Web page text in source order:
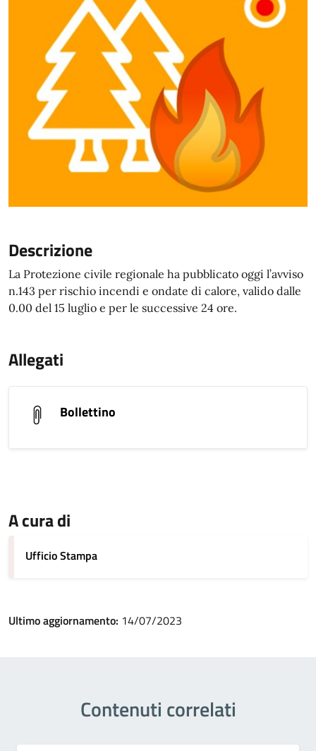
Descrizione
La Protezione civile regionale ha pubblicato oggi l’avviso
n.143 per rischio incendi e ondate di calore, valido dalle
0.00 del 15 luglio e per le successive 24 ore.
Allegati
Bollettino
A cura di
Ufficio Stampa
Ultimo aggiornamento: 14/07/2023
Contenuti correlati